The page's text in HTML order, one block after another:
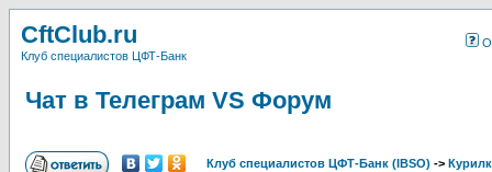
CftClub.ru
Клуб специалистов ЦФТ-Банк
О
Чат в Телеграм VS Форум
Клуб специалистов ЦФТ-Банк (IBSO) ->